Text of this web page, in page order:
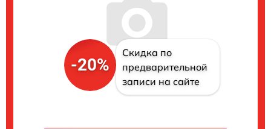
-20%
Скидка по
предварительной
записи на сайте